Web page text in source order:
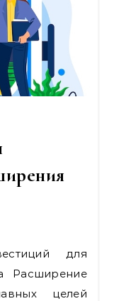
Расширение
целей